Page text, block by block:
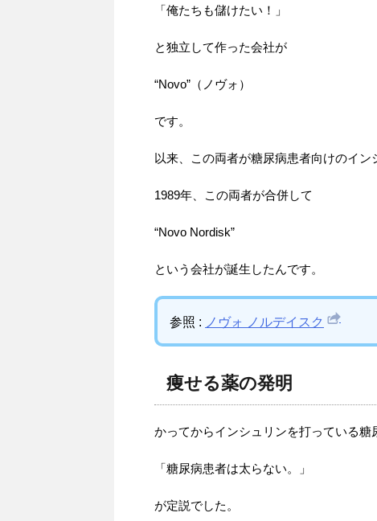
「俺たちも儲けたい！」
と独立して作った会社が
“Novo”（ノヴォ）
です。
以来、この両者が糖尿病患者向けのイン
1989年、この両者が合併して
“Novo Nordisk”
という会社が誕生したんです。
参照 : ノヴォ ノルデイスク
痩せる薬の発明
かってからインシュリンを打っている糖
「糖尿病患者は太らない。」
が定説でした。